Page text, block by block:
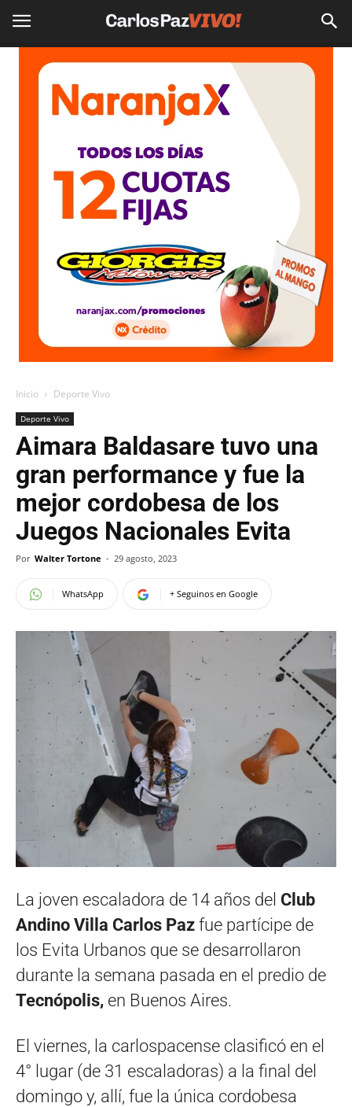
Inicio Deporte Vivo
Deporte Vivo
Aimara Baldasare tuvo una
gran performance y fue la
mejor cordobesa de los
Juegos Nacionales Evita
Por Walter Tortone - 29 agosto, 2023
WhatsApp + Seguinos en Google
La joven escaladora de 14 años del Club
Andino Villa Carlos Paz fue partícipe de
los Evita Urbanos que se desarrollaron
durante la semana pasada en el predio de
Tecnópolis, en Buenos Aires.
El viernes, la carlospacense clasificó en el
4° lugar (de 31 escaladoras) a la final del
domingo y, allí, fue la única cordobesa